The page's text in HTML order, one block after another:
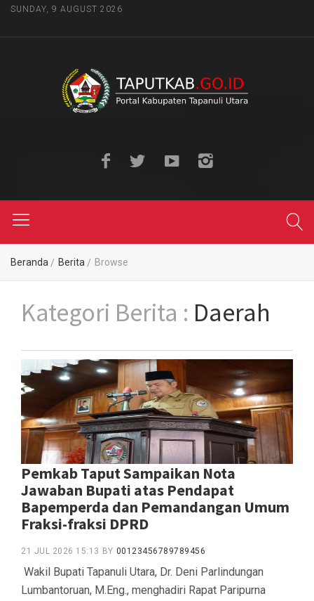
SUNDAY, 9 AUGUST 2026
Beranda Berita Browse
Kategori Berita : Daerah
Pemkab Taput Sampaikan Nota
Jawaban Bupati atas Pendapat
Bapemperda dan Pemandangan Umum
Fraksi-fraksi DPRD
21 JUL 2026 15:13 BY 00123456789789456
‎ ‎Wakil Bupati Tapanuli Utara, Dr. Deni Parlindungan
Lumbantoruan, M.Eng., menghadiri Rapat Paripurna